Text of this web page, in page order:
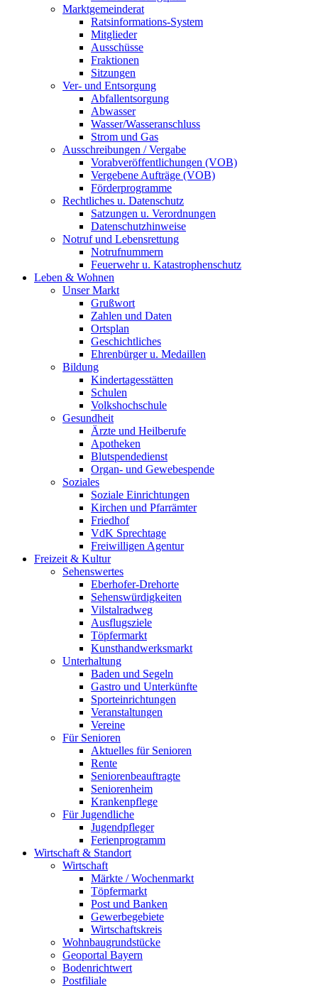
Marktgemeinderat
Ratsinformations-System
Mitglieder
Ausschüsse
Fraktionen
Sitzungen
Ver- und Entsorgung
Abfallentsorgung
Abwasser
Wasser/Wasseranschluss
Strom und Gas
Ausschreibungen / Vergabe
Vorabveröffentlichungen (VOB)
Vergebene Aufträge (VOB)
Förderprogramme
Rechtliches u. Datenschutz
Satzungen u. Verordnungen
Datenschutzhinweise
Notruf und Lebensrettung
Notrufnummern
Feuerwehr u. Katastrophenschutz
Leben & Wohnen
Unser Markt
Grußwort
Zahlen und Daten
Ortsplan
Geschichtliches
Ehrenbürger u. Medaillen
Bildung
Kindertagesstätten
Schulen
Volkshochschule
Gesundheit
Ärzte und Heilberufe
Apotheken
Blutspendedienst
Organ- und Gewebespende
Soziales
Soziale Einrichtungen
Kirchen und Pfarrämter
Friedhof
VdK Sprechtage
Freiwilligen Agentur
Freizeit & Kultur
Sehenswertes
Eberhofer-Drehorte
Sehenswürdigkeiten
Vilstalradweg
Ausflugsziele
Töpfermarkt
Kunsthandwerksmarkt
Unterhaltung
Baden und Segeln
Gastro und Unterkünfte
Sporteinrichtungen
Veranstaltungen
Vereine
Für Senioren
Aktuelles für Senioren
Rente
Seniorenbeauftragte
Seniorenheim
Krankenpflege
Für Jugendliche
Jugendpfleger
Ferienprogramm
Wirtschaft & Standort
Wirtschaft
Märkte / Wochenmarkt
Töpfermarkt
Post und Banken
Gewerbegebiete
Wirtschaftskreis
Wohnbaugrundstücke
Geoportal Bayern
Bodenrichtwert
Postfiliale